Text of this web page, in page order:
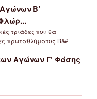
Β’
τριάδες που θα
πρωταθλήματος Β&#
Αγώνων Γ’ Φάσης